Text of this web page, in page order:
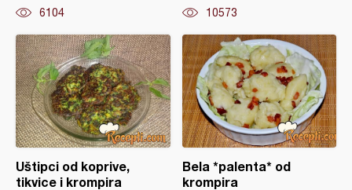
6104 10573
Uštipci od koprive,
tikvice i krompira
Bela *palenta* od
krompira